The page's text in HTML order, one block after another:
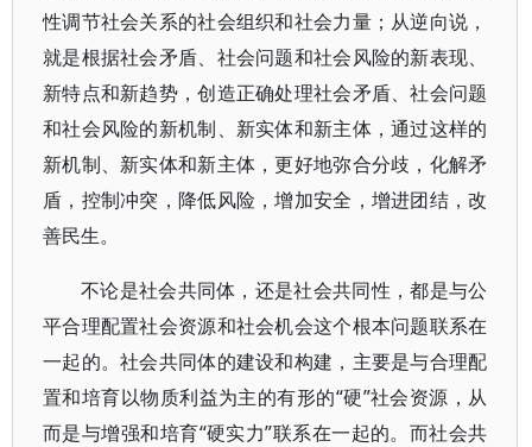
性调节社会关系的社会组织和社会力量；从逆向说，
就是根据社会矛盾、社会问题和社会风险的新表现、
新特点和新趋势，创造正确处理社会矛盾、社会问题
和社会风险的新机制、新实体和新主体，通过这样的
新机制、新实体和新主体，更好地弥合分歧，化解矛
盾，控制冲突，降低风险，增加安全，增进团结，改
善民生。
不论是社会共同体，还是社会共同性，都是与公
平合理配置社会资源和社会机会这个根本问题联系在
一起的。社会共同体的建设和构建，主要是与合理配
置和培育以物质利益为主的有形的“硬”社会资源，从
而是与增强和培育“硬实力”联系在一起的。而社会共